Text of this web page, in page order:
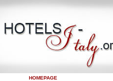
HOMEPAGE